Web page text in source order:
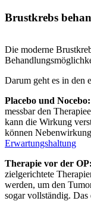
Brustkrebs
Die moderne
Darum geht es in den
Placebo und Nocebo:
messbar den
kann die Wirkung
können
Erwartungshaltung
Therapie vor der OP:
zielgerichtete
werden, um den
sogar vollständig.